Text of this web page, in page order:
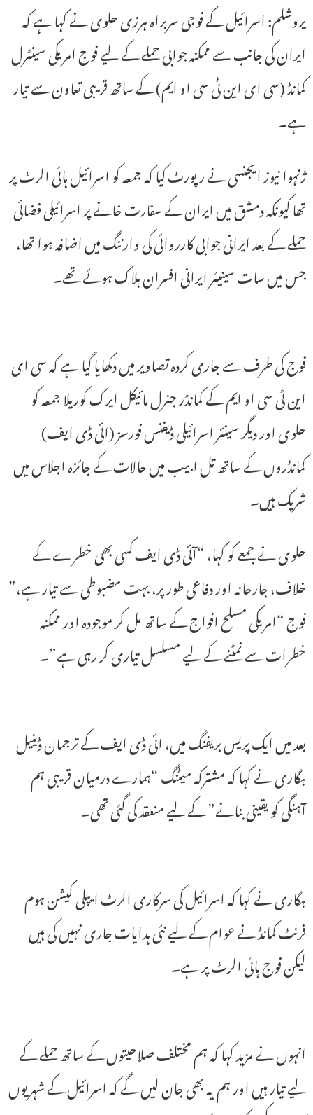
یروشلم: اسرائیل کے فوجی سربراہ ہرزی حلوی نے کہا ہے کہ
ایران کی جانب سے ممکنہ جوابی حملے کے لیے فوج امریکی سینٹرل
کمانڈ (سی ای این ٹی سی او ایم) کے ساتھ قریبی تعاون سے تیار
ہے۔
ژنہوا نیوز ایجنسی نے رپورٹ کیا کہ جمعہ کو اسرائیل ہائی الرٹ پر
تھا کیونکہ دمشق میں ایران کے سفارت خانے پر اسرائیلی فضائی
حملے کے بعد ایرانی جوابی کارروائی کی وارننگ میں اضافہ ہوا تھا،
جس میں سات سینیئر ایرانی افسران ہلاک ہوئے تھے۔
فوج کی طرف سے جاری کردہ تصاویر میں دکھایا گیا ہے کہ سی ای
این ٹی سی او ایم کے کمانڈر جنرل مائیکل ایرک کوریلا جمعہ کو
حلوی اور دیگر سینئر اسرائیلی ڈیفنس فورسز (ائی ڈی ایف)
کمانڈروں کے ساتھ تل ابیب میں حالات کے جائزہ اجلاس میں
شریک ہیں۔
حلوی نے جمعے کو کہا، “آئی ڈی ایف کسی بھی خطرے کے
خلاف، جارحانہ اور دفاعی طور پر، بہت مضبوطی سے تیار ہے،”
فوج “امریکی مسلح افواج کے ساتھ مل کر موجودہ اور ممکنہ
خطرات سے نمٹنے کے لیے مسلسل تیاری کر رہی ہے”۔
بعد میں ایک پریس بریفنگ میں، ائی ڈی ایف کے ترجمان ڈینیل
ہگاری نے کہا کہ مشترکہ میٹنگ “ہمارے درمیان قریبی ہم
آہنگی کو یقینی بنانے” کے لیے منعقد کی گئی تھی۔
ہگاری نے کہا کہ اسرائیل کی سرکاری الرٹ ایپلی کیشن ہوم
فرنٹ کمانڈ نے عوام کے لیے نئی ہدایات جاری نہیں کی ہیں
لیکن فوج ہائی الرٹ پر ہے۔
انہوں نے مزید کہا کہ ہم مختلف صلاحیتوں کے ساتھ حملے کے
لیے تیار ہیں اور ہم یہ بھی جان لیں گے کہ اسرائیل کے شہریوں